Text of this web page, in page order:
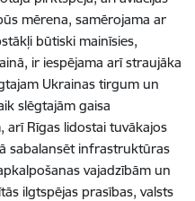
mērena, samērojama ar
būtiski mainīsies,
ir iespējama arī straujāka
Ukrainas tirgum un
slēgtajām gaisa
arī Rīgas lidostai tuvākajos
sabalansēt infrastruktūras
vajadzībām un
ilgtspējas prasības, valsts